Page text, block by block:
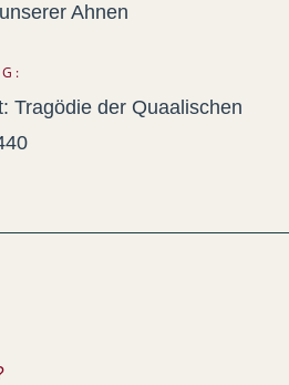
Ahnen
Tragödie der Quaalischen